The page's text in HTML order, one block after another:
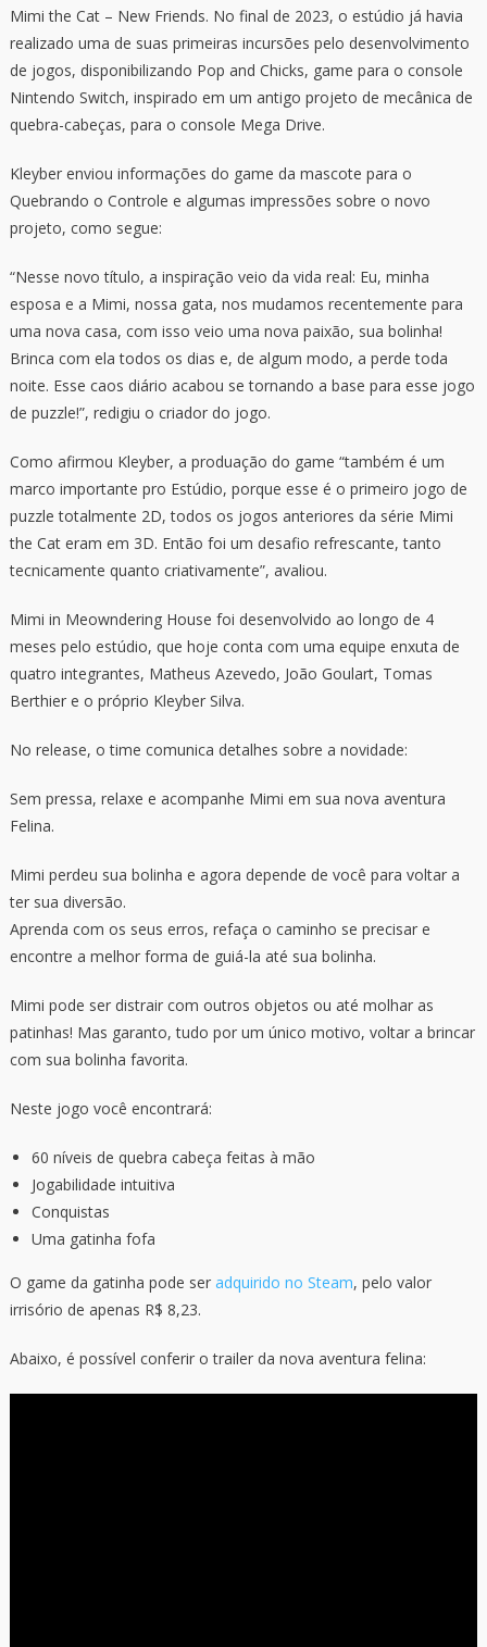
Mimi the Cat – New Friends. No final de 2023, o estúdio já havia
realizado uma de suas primeiras incursões pelo desenvolvimento
de jogos, disponibilizando Pop and Chicks, game para o console
Nintendo Switch, inspirado em um antigo projeto de mecânica de
quebra-cabeças, para o console Mega Drive.
Kleyber enviou informações do game da mascote para o
Quebrando o Controle e algumas impressões sobre o novo
projeto, como segue:
“Nesse novo título, a inspiração veio da vida real: Eu, minha
esposa e a Mimi, nossa gata, nos mudamos recentemente para
uma nova casa, com isso veio uma nova paixão, sua bolinha!
Brinca com ela todos os dias e, de algum modo, a perde toda
noite. Esse caos diário acabou se tornando a base para esse jogo
de puzzle!”, redigiu o criador do jogo.
Como afirmou Kleyber, a produação do game “também é um
marco importante pro Estúdio, porque esse é o primeiro jogo de
puzzle totalmente 2D, todos os jogos anteriores da série Mimi
the Cat eram em 3D. Então foi um desafio refrescante, tanto
tecnicamente quanto criativamente”, avaliou.
Mimi in Meowndering House foi desenvolvido ao longo de 4
meses pelo estúdio, que hoje conta com uma equipe enxuta de
quatro integrantes, Matheus Azevedo, João Goulart, Tomas
Berthier e o próprio Kleyber Silva.
No release, o time comunica detalhes sobre a novidade:
Sem pressa, relaxe e acompanhe Mimi em sua nova aventura
Felina.
Mimi perdeu sua bolinha e agora depende de você para voltar a
ter sua diversão.
Aprenda com os seus erros, refaça o caminho se precisar e
encontre a melhor forma de guiá-la até sua bolinha.
Mimi pode ser distrair com outros objetos ou até molhar as
patinhas! Mas garanto, tudo por um único motivo, voltar a brincar
com sua bolinha favorita.
Neste jogo você encontrará:
60 níveis de quebra cabeça feitas à mão
Jogabilidade intuitiva
Conquistas
Uma gatinha fofa
O game da gatinha pode ser adquirido no Steam, pelo valor
irrisório de apenas R$ 8,23.
Abaixo, é possível conferir o trailer da nova aventura felina: